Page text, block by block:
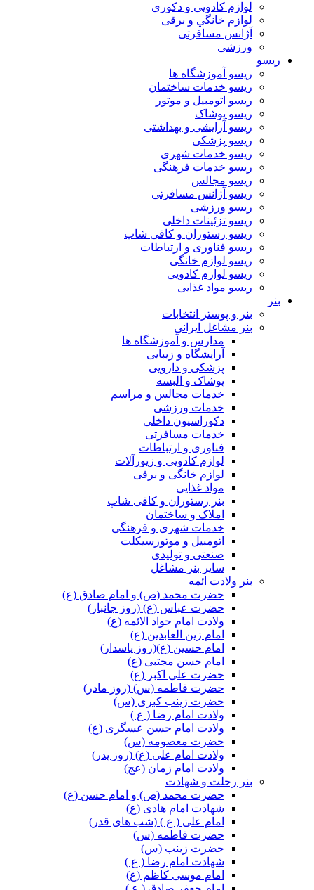
لوازم کادویی و دکوری
لوازم خانگي و برقی
آژانس مسافرتی
ورزشی
ریسو
ریسو آموزشگاه ها
ریسو خدمات ساختمان
ریسو اتومبیل و موتور
ریسو پوشاک
ریسو آرایشی و بهداشتی
ریسو پزشکی
ریسو خدمات شهری
ریسو خدمات فرهنگی
ریسو مجالس
ریسو آژانس مسافرتی
ریسو ورزشی
ریسو تزئینات داخلی
ریسو رستوران و کافی شاپ
ریسو فناوری و ارتباطات
ریسو لوازم خانگی
ریسو لوازم کادویی
ریسو مواد غذایی
بنر
بنر و پوستر انتخابات
بنر مشاغل ایرانی
مدارس و آموزشگاه ها
آرایشگاه و زیبایی
پزشکی و دارویی
پوشاک و البسه
خدمات مجالس و مراسم
خدمات ورزشی
دکوراسیون داخلی
خدمات مسافرتی
فناوری و ارتباطات
لوازم کادویی و زیورآلات
لوازم خانگی و برقی
مواد غذایی
بنر رستوران و کافی شاپ
املاک و ساختمان
خدمات شهری و فرهنگی
اتومبیل و موتورسیکلت
صنعتی و تولیدی
سایر بنر مشاغل
بنر ولادت ائمه
حضرت محمد (ص) و امام صادق (ع)
حضرت عباس (ع) (روز جانباز)
ولادت امام جواد الائمه (ع)
امام زین العابدین (ع)
امام حسین (ع)(روز پاسدار)
امام حسن مجتبی (ع)
حضرت علی اکبر (ع)
حضرت فاطمه (س) (روز مادر)
حضرت زینب کبری (س)
ولادت امام رضا ( ع )
ولادت امام حسن عسگری (ع)
حضرت معصومه (س)
ولادت امام علی (ع) (روز پدر)
ولادت امام زمان (عج)
بنر رحلت و شهادت
حضرت محمد (ص) و امام حسن (ع)
شهادت امام هادی (ع)
امام علی ( ع ) (شب های قدر)
حضرت فاطمه (س)
حضرت زینب (س)
شهادت امام رضا ( ع )
امام موسی کاظم (ع)